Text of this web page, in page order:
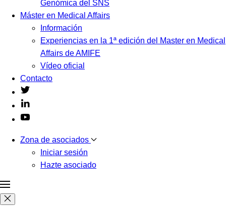
Genómica del SNS
Máster en Medical Affairs
Información
Experiencias en la 1ª edición del Master en Medical
Affairs de AMIFE
Vídeo oficial
Contacto
Zona de asociados
Iniciar sesión
Hazte asociado